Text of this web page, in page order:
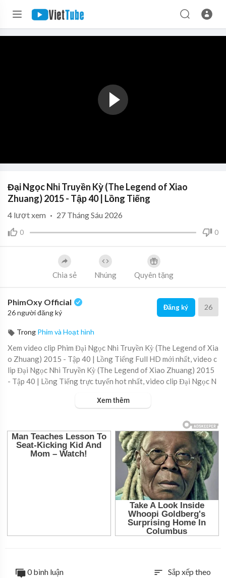
Đại Ngọc Nhi Truyền Kỳ (The Legend of Xiao
Zhuang) 2015 - Tập 40 | Lồng Tiếng
0 0
4 lượt xem · 27 Tháng Sáu 2026
Chia sẻ Nhúng Quyên tặng
PhimOxy Official
26 người đăng ký
Đăng ký 26
Trong Phim và Hoạt hình
Xem video clip Phim Đại Ngọc Nhi Truyền Kỳ (The Legend of Xia
o Zhuang) 2015 - Tập 40 | Lồng Tiếng Full HD mới nhất, video c
lip Đại Ngọc Nhi Truyền Kỳ (The Legend of Xiao Zhuang) 2015
- Tập 40 | Lồng Tiếng trực tuyến hot nhất, video clip Đại Ngọc N
https://viet.tube/watch/
dai-ng....oc-nhi-truyen-ky-the
Xem thêm
0 bình luận sort Sắp xếp theo